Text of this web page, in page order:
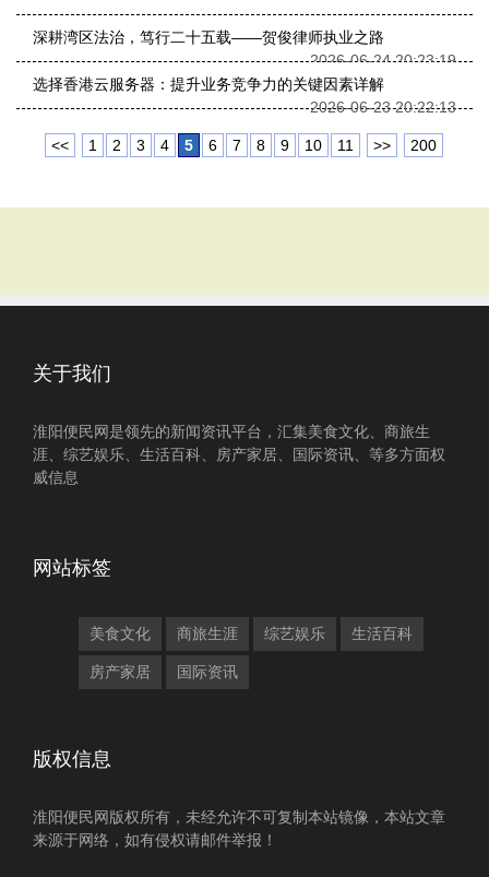
深耕湾区法治，笃行二十五载——贺俊律师执业之路
2026-06-24 20:23:19
选择香港云服务器：提升业务竞争力的关键因素详解
2026-06-23 20:22:13
<< 1 2 3 4 5 6 7 8 9 10 11 >> 200
关于我们
淮阳便民网是领先的新闻资讯平台，汇集美食文化、商旅生
涯、综艺娱乐、生活百科、房产家居、国际资讯、等多方面权
威信息
网站标签
美食文化 商旅生涯 综艺娱乐 生活百科
房产家居 国际资讯
版权信息
淮阳便民网版权所有，未经允许不可复制本站镜像，本站文章
来源于网络，如有侵权请邮件举报！